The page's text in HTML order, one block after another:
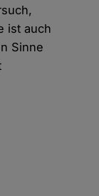
ist auch
Sinne